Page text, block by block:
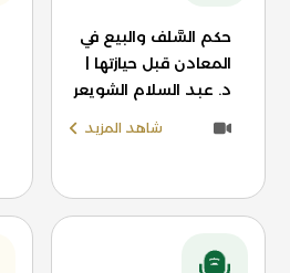
حكم السَّلف والبيع في
المعادن قبل حيازتها |
د. عبد السلام الشويعر
شاهد المزيد